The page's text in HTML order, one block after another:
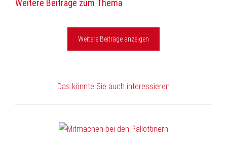
Weitere Beiträge zum Thema
Weitere Beiträge anzeigen
Das könnte Sie auch interessieren